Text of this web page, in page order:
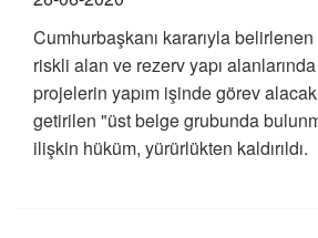
Cumhurbaşkanı kararıyla
riskli alan ve rezerv yapı
projelerin yapım işinde görev
getirilen "üst belge grubunda
ilişkin hüküm, yürürlükten kaldırıldı.